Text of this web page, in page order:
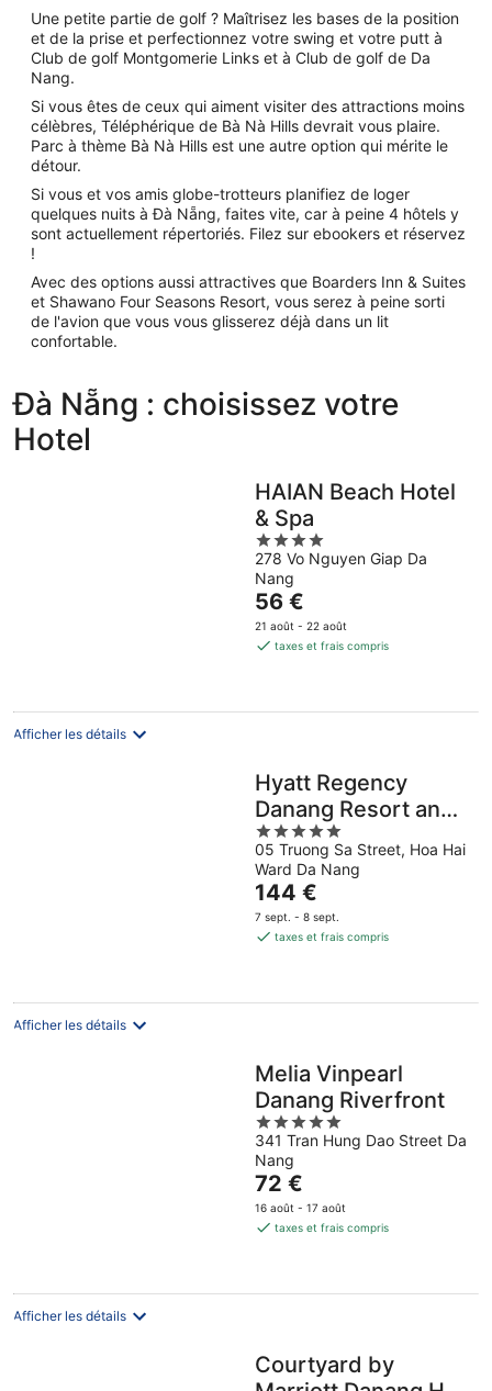
Une petite partie de golf ? Maîtrisez les bases de la position
et de la prise et perfectionnez votre swing et votre putt à
Club de golf Montgomerie Links et à Club de golf de Da
Nang.
Si vous êtes de ceux qui aiment visiter des attractions moins
célèbres, Téléphérique de Bà Nà Hills devrait vous plaire.
Parc à thème Bà Nà Hills est une autre option qui mérite le
détour.
Si vous et vos amis globe-trotteurs planifiez de loger
quelques nuits à Đà Nẵng, faites vite, car à peine 4 hôtels y
sont actuellement répertoriés. Filez sur ebookers et réservez
!
Avec des options aussi attractives que Boarders Inn & Suites
et Shawano Four Seasons Resort, vous serez à peine sorti
de l'avion que vous vous glisserez déjà dans un lit
confortable.
Đà Nẵng : choisissez votre
Hotel
HAIAN Beach Hotel
& Spa
4
out
of
5
278 Vo Nguyen Giap Da
Nang
Le
prix
est
par
56 €
21 août - 22 août
taxes et frais compris
Afficher les détails
Hyatt Regency
Danang Resort and
Spa
5
out
of
5
05 Truong Sa Street, Hoa Hai
Ward Da Nang
Le
prix
est
par
144 €
7 sept. - 8 sept.
taxes et frais compris
Afficher les détails
Melia Vinpearl
Danang Riverfront
5
out
of
5
341 Tran Hung Dao Street Da
Nang
Le
prix
est
par
72 €
16 août - 17 août
taxes et frais compris
Afficher les détails
Courtyard by